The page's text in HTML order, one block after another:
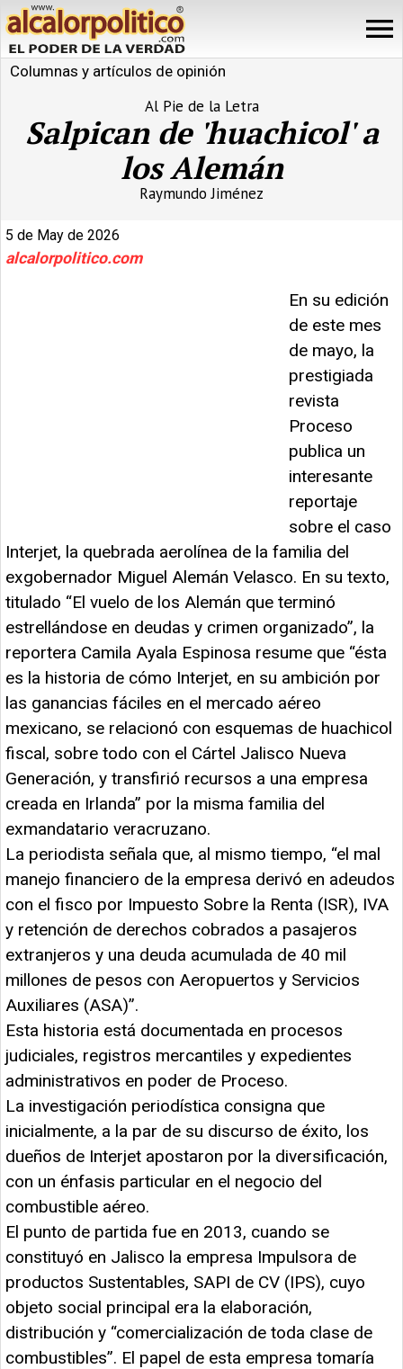
Columnas y artículos de opinión
Al Pie de la Letra
Salpican de 'huachicol' a
los Alemán
Raymundo Jiménez
5 de May de 2026
alcalorpolitico.com
En su edición
de este mes
de mayo, la
prestigiada
revista
Proceso
publica un
interesante
reportaje
sobre el caso
Interjet, la quebrada aerolínea de la familia del
exgobernador Miguel Alemán Velasco. En su texto,
titulado “El vuelo de los Alemán que terminó
estrellándose en deudas y crimen organizado”, la
reportera Camila Ayala Espinosa resume que “ésta
es la historia de cómo Interjet, en su ambición por
las ganancias fáciles en el mercado aéreo
mexicano, se relacionó con esquemas de huachicol
fiscal, sobre todo con el Cártel Jalisco Nueva
Generación, y transfirió recursos a una empresa
creada en Irlanda” por la misma familia del
exmandatario veracruzano.
La periodista señala que, al mismo tiempo, “el mal
manejo financiero de la empresa derivó en adeudos
con el fisco por Impuesto Sobre la Renta (ISR), IVA
y retención de derechos cobrados a pasajeros
extranjeros y una deuda acumulada de 40 mil
millones de pesos con Aeropuertos y Servicios
Auxiliares (ASA)”.
Esta historia está documentada en procesos
judiciales, registros mercantiles y expedientes
administrativos en poder de Proceso.
La investigación periodística consigna que
inicialmente, a la par de su discurso de éxito, los
dueños de Interjet apostaron por la diversificación,
con un énfasis particular en el negocio del
combustible aéreo.
El punto de partida fue en 2013, cuando se
constituyó en Jalisco la empresa Impulsora de
productos Sustentables, SAPI de CV (IPS), cuyo
objeto social principal era la elaboración,
distribución y “comercialización de toda clase de
combustibles”. El papel de esta empresa tomaría